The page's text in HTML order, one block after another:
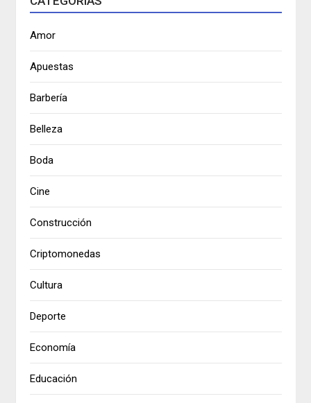
Amor
Apuestas
Barbería
Belleza
Boda
Cine
Construcción
Criptomonedas
Cultura
Deporte
Economía
Educación